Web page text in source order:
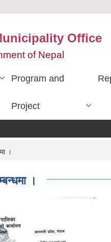
Office
of Nepal
Program and
Project
।
।